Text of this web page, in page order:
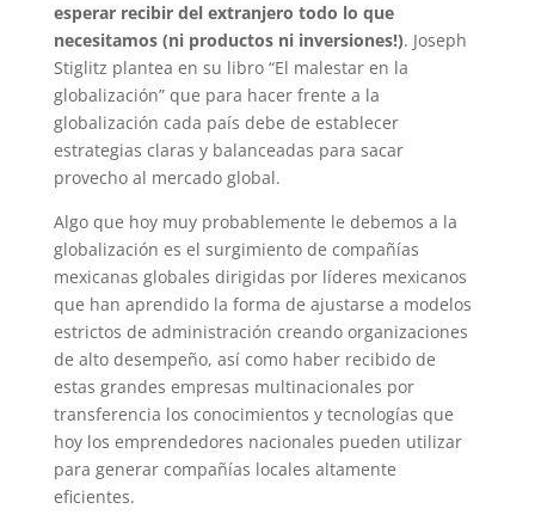
esperar recibir del extranjero todo lo que
necesitamos (ni productos ni inversiones!). Joseph
Stiglitz plantea en su libro “El malestar en la
globalización” que para hacer frente a la
globalización cada país debe de establecer
estrategias claras y balanceadas para sacar
provecho al mercado global.
Algo que hoy muy probablemente le debemos a la
globalización es el surgimiento de compañías
mexicanas globales dirigidas por líderes mexicanos
que han aprendido la forma de ajustarse a modelos
estrictos de administración creando organizaciones
de alto desempeño, así como haber recibido de
estas grandes empresas multinacionales por
transferencia los conocimientos y tecnologías que
hoy los emprendedores nacionales pueden utilizar
para generar compañías locales altamente
eficientes.